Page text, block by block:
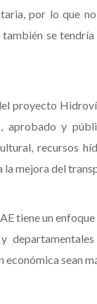
por lo que
se
proyecto
aprobado y
recursos
la mejora del
tiene un
y
económica sean